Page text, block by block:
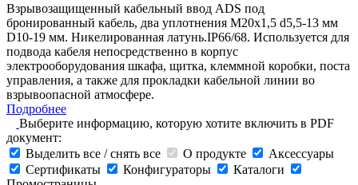
Взрывозащищенный кабельный ввод ADS под
бронированный кабель, два уплотнения M20х1,5 d5,5-13 мм
D10-19 мм. Никелированная латунь.IP66/68. Используется для
подвода кабеля непосредственно в корпус
электрооборудования шкафа, щитка, клеммной коробки, поста
управления, а также для прокладки кабельной линии во
взрывоопасной атмосфере.
Подробнее
Выберите информацию, которую хотите включить в PDF
документ:
Выделить все / снять все
О продукте
Аксессуары
Сертификаты
Конфигураторы
Каталоги